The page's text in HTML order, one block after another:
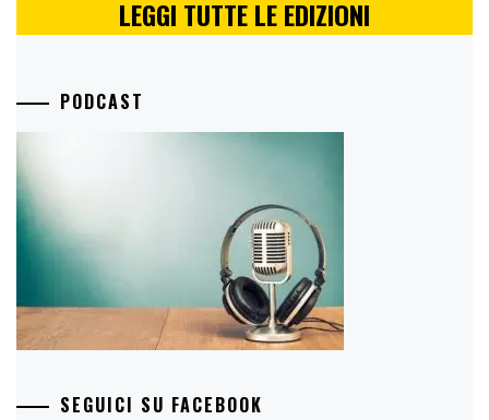
LEGGI TUTTE LE EDIZIONI
PODCAST
SEGUICI SU FACEBOOK